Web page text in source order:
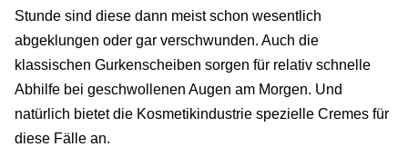
Stunde sind diese dann meist schon wesentlich
abgeklungen oder gar verschwunden. Auch die
klassischen Gurkenscheiben sorgen für relativ schnelle
Abhilfe bei geschwollenen Augen am Morgen. Und
natürlich bietet die Kosmetikindustrie spezielle Cremes für
diese Fälle an.